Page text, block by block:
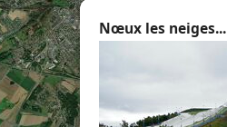
Nœux les neiges...